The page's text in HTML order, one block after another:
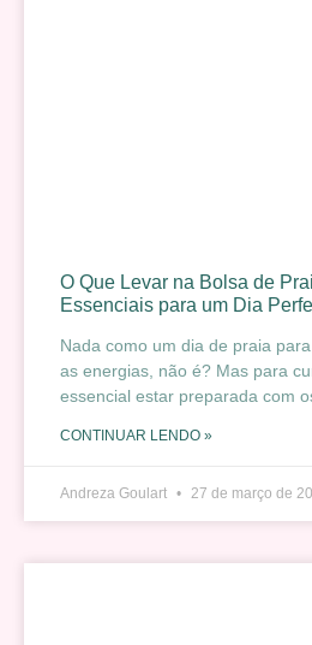
O Que Levar na Bolsa de
Essenciais para um Dia
Nada como um dia de praia
as energias, não é? Mas para
essencial estar preparada com
CONTINUAR LENDO »
Andreza Goulart 27 de março de